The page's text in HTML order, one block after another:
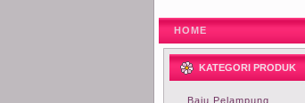
HOME
KATEGORI PRODUK
Baju Pelampung